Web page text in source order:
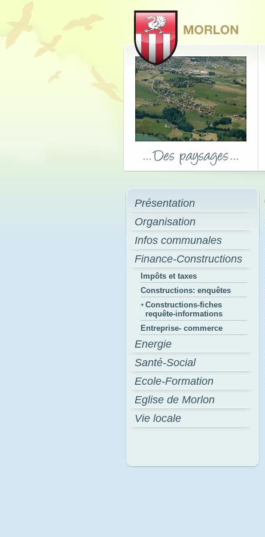
Présentation
Organisation
Infos communales
Finance-Constructions
Impôts et taxes
Constructions: enquêtes
Constructions-fiches
requête-informations
Entreprise- commerce
Energie
Santé-Social
Ecole-Formation
Eglise de Morlon
Vie locale